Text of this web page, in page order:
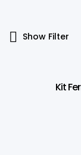
Show Filter
Kit